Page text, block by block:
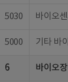
5030 바이오
5000 기타 바
6 바이오